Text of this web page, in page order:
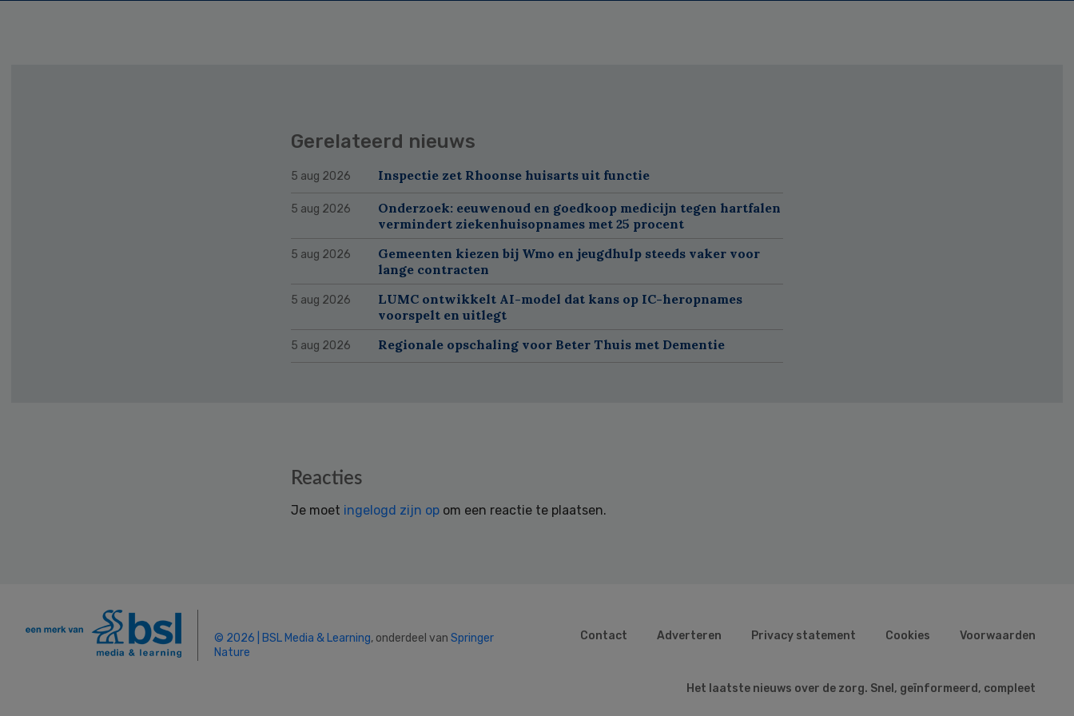
Gerelateerd nieuws
5 aug 2026 Inspectie zet Rhoonse huisarts uit functie
5 aug 2026
Onderzoek: eeuwenoud en goedkoop medicijn tegen hartfalen
vermindert ziekenhuisopnames met 25 procent
5 aug 2026
Gemeenten kiezen bij Wmo en jeugdhulp steeds vaker voor
lange contracten
5 aug 2026
LUMC ontwikkelt AI-model dat kans op IC-heropnames
voorspelt en uitlegt
5 aug 2026 Regionale opschaling voor Beter Thuis met Dementie
Reacties
Je moet ingelogd zijn op om een reactie te plaatsen.
© 2026 | BSL Media & Learning, onderdeel van Springer
Nature
Contact Adverteren Privacy statement Cookies Voorwaarden
Het laatste nieuws over de zorg. Snel, geïnformeerd, compleet